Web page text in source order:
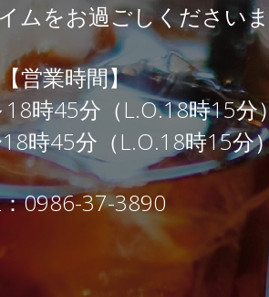
ムをお過ごしください
【営業時間】
時45分（L.O.18時15分
時45分（L.O.18時15分
0986-37-3890